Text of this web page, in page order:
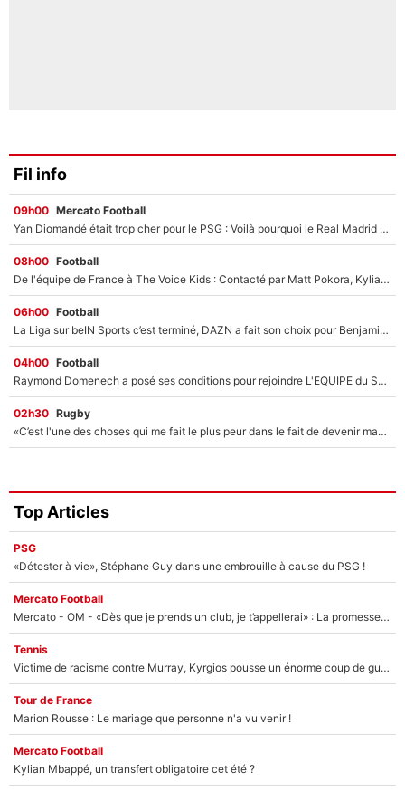
Fil info
09h00 Mercato Football
Yan Diomandé était trop cher pour le PSG : Voilà pourquoi le Real Madrid a accepté de payer la somme record de 140M€ pour boucler son transfert !
08h00 Football
De l'équipe de France à The Voice Kids : Contacté par Matt Pokora, Kylian Mbappé a accepté de jouer un rôle inédit sur TF1 !
06h00 Football
La Liga sur beIN Sports c’est terminé, DAZN a fait son choix pour Benjamin Da Silva et Omar Da Fonseca !
04h00 Football
Raymond Domenech a posé ses conditions pour rejoindre L'EQUIPE du Soir : Il refuse de faire l'émission avec un autre chroniqueur !
02h30 Rugby
«C’est l'une des choses qui me fait le plus peur dans le fait de devenir maman» : En couple avec Antoine Dupont, Iris Mittenaere s'inquiète déjà pour ses futurs enfants !
Top Articles
PSG
«Détester à vie», Stéphane Guy dans une embrouille à cause du PSG !
Mercato Football
Mercato - OM - «Dès que je prends un club, je t’appellerai» : La promesse de Marcelino au moment de claquer la porte
Tennis
Victime de racisme contre Murray, Kyrgios pousse un énorme coup de gueule !
Tour de France
Marion Rousse : Le mariage que personne n'a vu venir !
Mercato Football
Kylian Mbappé, un transfert obligatoire cet été ?